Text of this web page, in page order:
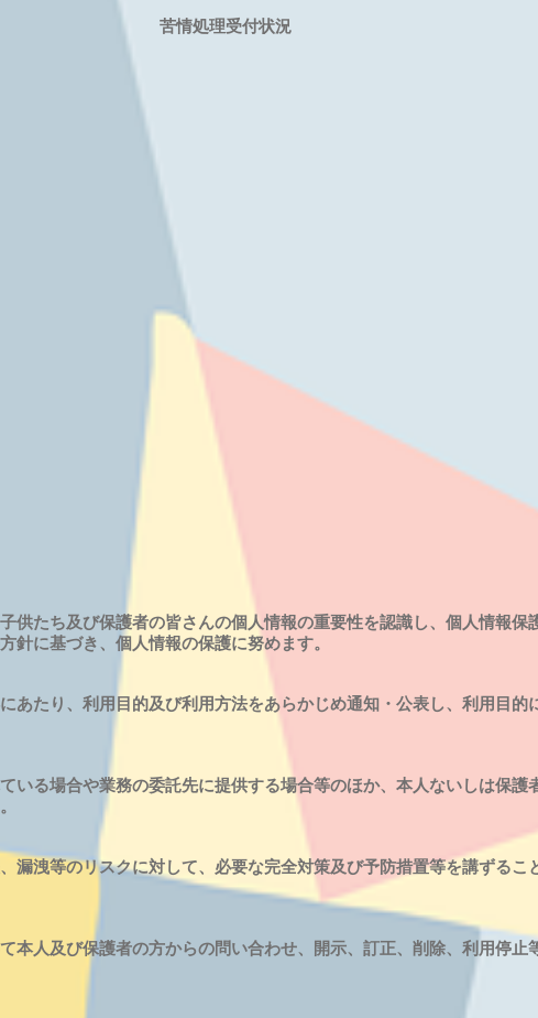
苦情処理受付状況
供たち及び保護者の皆さんの個人情報の重要性を認識し、個人情報保
針に基づき、個人情報の保護に努めます。
あたり、利用目的及び利用方法をあらかじめ通知・公表し、利用目的
いる場合や業務の委託先に提供する場合等のほか、本人ないしは保護
漏洩等のリスクに対して、必要な完全対策及び予防措置等を講ずるこ
人及び保護者の方からの問い合わせ、開示、訂正、削除、利用停止